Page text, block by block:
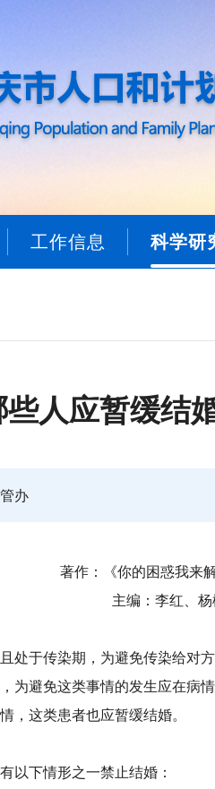
工作信息 科学研
些人应暂缓结
办
著作：《你的困惑我来
主编：李红、
处于传染期，为避免传染给对
为避免这类事情的发生应在病
，这类患者也应暂缓结婚。
以下情形之一禁止结婚：